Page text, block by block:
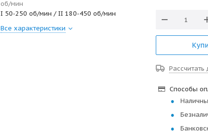
об/мин
I 50-250 об/мин / II 180-450 об/мин
Все характеристики
Рассчитать
Способы